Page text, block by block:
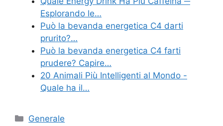
Esplorando le…
Può la bevanda energetica C4 darti
prurito?…
Può la bevanda energetica C4 farti
prudere? Capire…
20 Animali Più Intelligenti al Mondo -
Quale ha il…
Categories
Generale